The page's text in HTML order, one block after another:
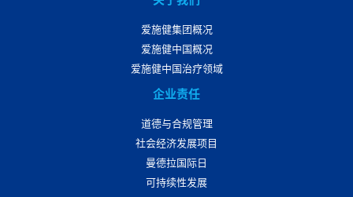
爱施健集团概况
爱施健中国概况
爱施健中国治疗领域
企业责任
道德与合规管理
社会经济发展项目
曼德拉国际日
可持续性发展